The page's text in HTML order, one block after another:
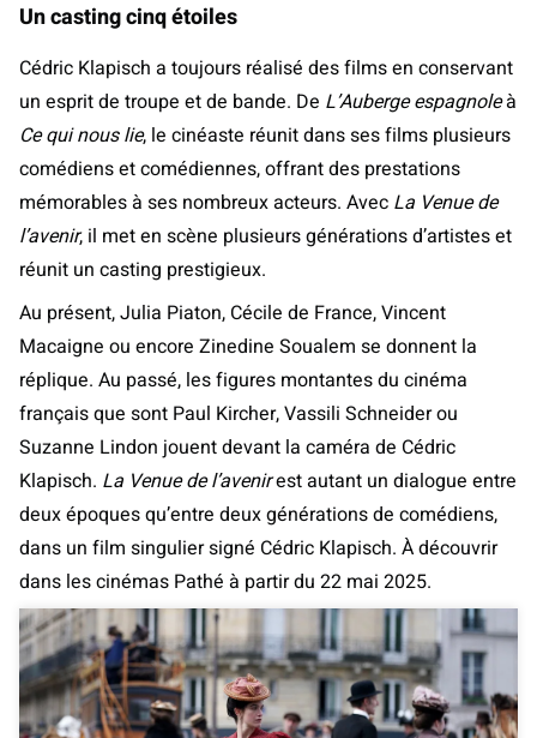
Un casting cinq étoiles
Cédric Klapisch a toujours réalisé des films en conservant
un esprit de troupe et de bande. De L’Auberge espagnoleà
Ce qui nous lie, le cinéaste réunit dans ses films plusieurs
comédiens et comédiennes, offrant des prestations
mémorables à ses nombreux acteurs. Avec La Venue de
l’avenir, il met en scène plusieurs générations d’artistes et
réunit un casting prestigieux.
Au présent, Julia Piaton, Cécile de France, Vincent
Macaigne ou encore Zinedine Soualem se donnent la
réplique. Au passé, les figures montantes du cinéma
français que sont Paul Kircher, Vassili Schneider ou
Suzanne Lindon jouent devant la caméra de Cédric
Klapisch. La Venue de l’avenirest autant un dialogue entre
deux époques qu’entre deux générations de comédiens,
dans un film singulier signé Cédric Klapisch. À découvrir
dans les cinémas Pathé à partir du 22 mai 2025.